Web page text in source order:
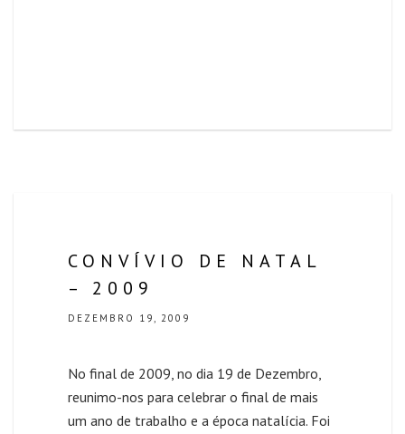
CONVÍVIO DE NATAL
– 2009
DEZEMBRO 19, 2009
No final de 2009, no dia 19 de Dezembro,
reunimo-nos para celebrar o final de mais
um ano de trabalho e a época natalícia. Foi